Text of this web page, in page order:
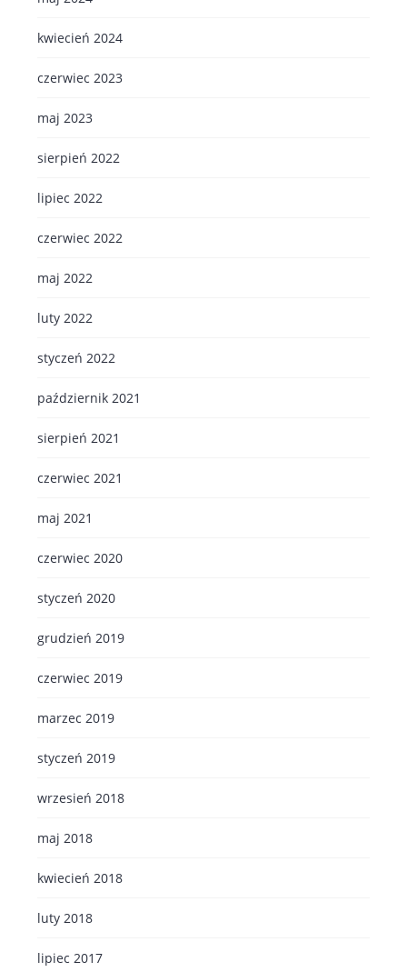
kwiecień 2024
czerwiec 2023
maj 2023
sierpień 2022
lipiec 2022
czerwiec 2022
maj 2022
luty 2022
styczeń 2022
październik 2021
sierpień 2021
czerwiec 2021
maj 2021
czerwiec 2020
styczeń 2020
grudzień 2019
czerwiec 2019
marzec 2019
styczeń 2019
wrzesień 2018
maj 2018
kwiecień 2018
luty 2018
lipiec 2017